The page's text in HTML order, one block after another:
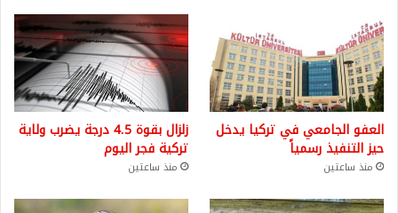
العفو الجامعي في تركيا يدخل
حيز التنفيذ رسمياً
منذ ساعتين
زلزال بقوة 4.5 درجة يضرب ولاية
تركية فجر اليوم
منذ ساعتين